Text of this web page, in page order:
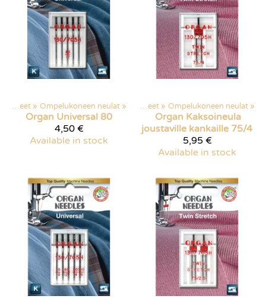
Ompelutarvikkeet ‪» Ompelukoneen neulat ‪»
Organ Universal 80
4,50 €
Available in stock
Products‪» Ompelutarvikkeet ‪» Ompelukoneen neulat ‪»
Organ Kaksoineula
joustaville kankaille 75/4
5,95 €
Available in stock